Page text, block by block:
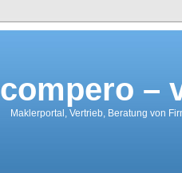
compero –
Maklerportal, Vertrieb, Beratung von